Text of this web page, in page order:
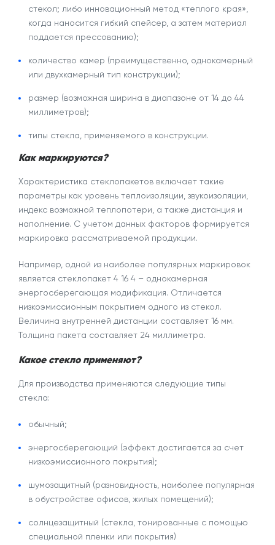
стекол; либо инновационный метод «теплого края»,
когда наносится гибкий спейсер, а затем материал
поддается прессованию);
количество камер (преимущественно, однокамерный
или двухкамерный тип конструкции);
размер (возможная ширина в диапазоне от 14 до 44
миллиметров);
типы стекла, применяемого в конструкции.
Как маркируются?
Характеристика стеклопакетов включает такие
параметры как уровень теплоизоляции, звукоизоляции,
индекс возможной теплопотери, а также дистанция и
наполнение. С учетом данных факторов формируется
маркировка рассматриваемой продукции.
Например, одной из наиболее популярных маркировок
является стеклопакет 4 16 4 – однокамерная
энергосберегающая модификация. Отличается
низкоэмиссионным покрытием одного из стекол.
Величина внутренней дистанции составляет 16 мм.
Толщина пакета составляет 24 миллиметра.
Какое стекло применяют?
Для производства применяются следующие типы
стекла:
обычный;
энергосберегающий (эффект достигается за счет
низкоэмиссионного покрытия);
шумозащитный (разновидность , наиболее популярная
в обустройстве офисов, жилых помещений);
солнцезащитный (стекла, тонированные с помощью
специальной пленки или покрытия)